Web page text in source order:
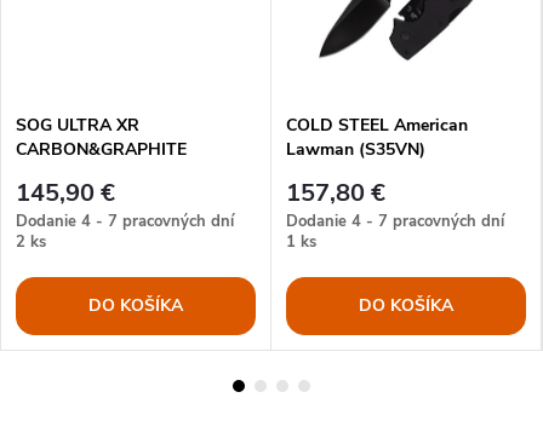
SOG ULTRA XR
CARBON&GRAPHITE
145,90 €
Dodanie 4 - 7 pracovných dní
2 ks
DO KOŠÍKA
COLD STEEL American
Lawman (S35VN)
157,80 €
Dodanie 4 - 7 pracovných dní
1 ks
DO KOŠÍKA